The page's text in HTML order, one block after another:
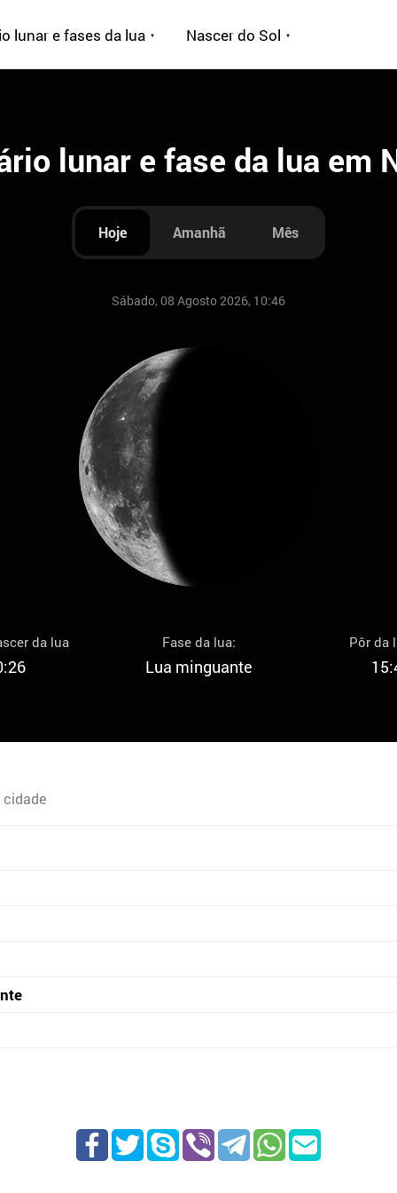
lunar e fases da lua Nascer do Sol
lunar e fase da lua em
Hoje Amanhã Mês
Sábado, 08 Agosto 2026, 10:46
da lua Fase da lua:
Lua minguante
Pôr da
cidade